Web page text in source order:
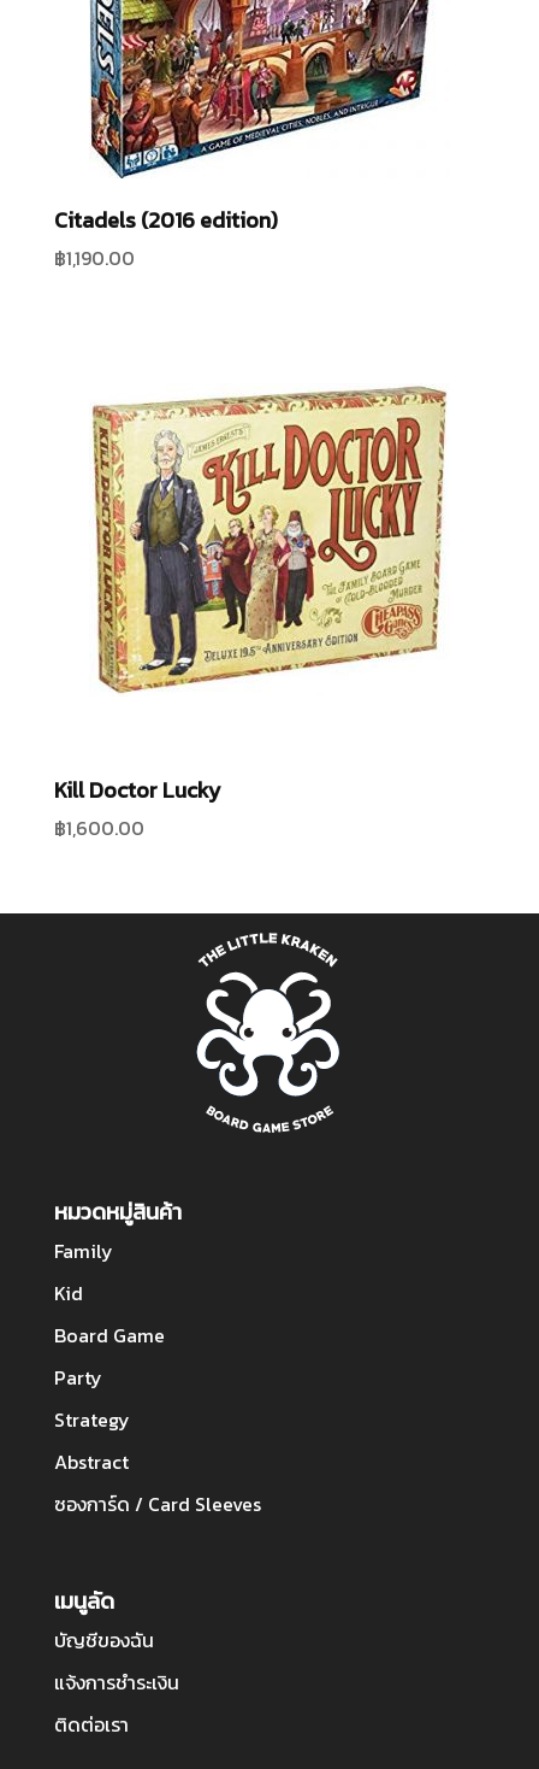
Citadels (2016 edition)
฿1,190.00
Kill Doctor Lucky
฿1,600.00
หมวดหมู่สินค้า
Family
Kid
Board Game
Party
Strategy
Abstract
ซองการ์ด / Card Sleeves
เมนูลัด
บัญชีของฉัน
แจ้งการชำระเงิน
ติดต่อเรา